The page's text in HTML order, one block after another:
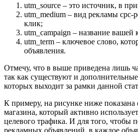
utm_source – это источник, в
utm_medium – вид рекламы cpc-
клик;
utm_campaign – название вашей
utm_term – ключевое слово,
объявления.
Отмечу, что в выше приведена лишь
так как существуют и
которых выходит за рамки данной
К примеру, на рисунке ниже показана
магазина, который активно
целевого трафика. И для того, чтобы
рекламных объявлений, в каждое